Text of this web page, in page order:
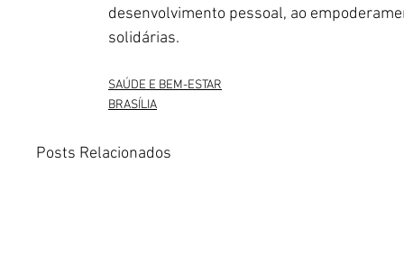
desenvolvimento pessoal, ao
solidárias.
SAÚDE E BEM-ESTAR
BRASÍLIA
Posts Relacionados